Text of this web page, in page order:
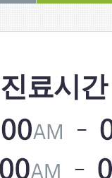
진료시간